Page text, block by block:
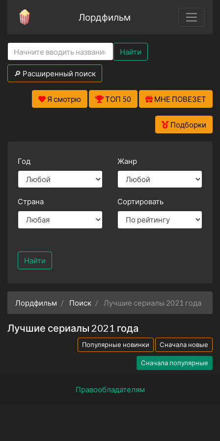
Лордфильм
Найти
🔎 Расширенный поиск
Я смотрю ТОП 50 МНЕ ПОВЕЗЕТ
Подборки
Год Жанр
Страна Сортировать
Найти
Лордфильм Поиск Лучшие сериалы 2021 года
Лучшие сериалы 2021 года
Популярные новинки Сначала новые
Сначала популярные
Правообладателям